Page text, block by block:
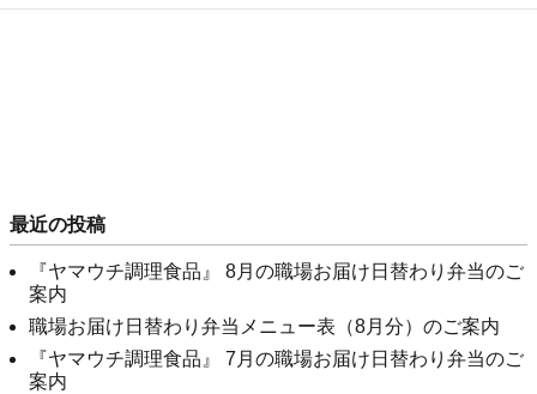
最近の投稿
『ヤマウチ調理食品』 8月の職場お届け日替わり弁当のご
案内
職場お届け日替わり弁当メニュー表（8月分）のご案内
『ヤマウチ調理食品』 7月の職場お届け日替わり弁当のご
案内